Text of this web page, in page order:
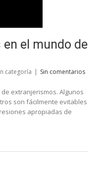
el mundo de
categoría Sin comentarios
extranjerismos. Algunos
son fácilmente evitables
apropiadas de